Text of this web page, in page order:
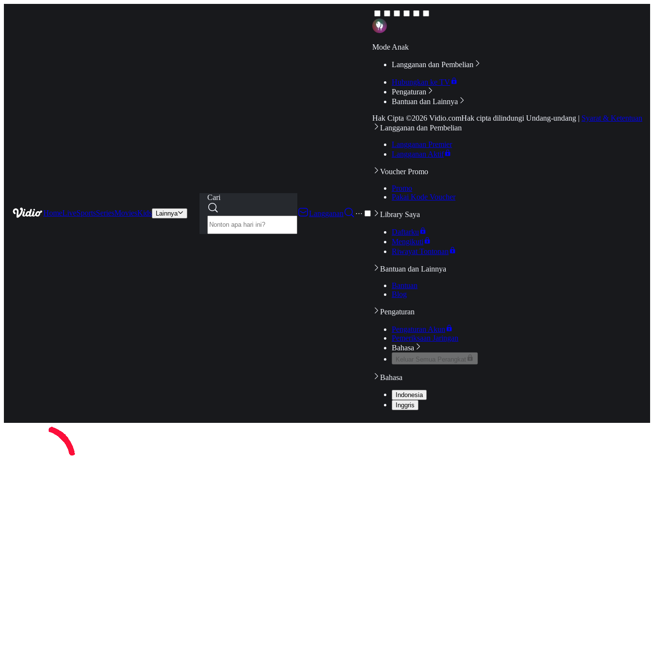
HomeLiveSportsSeriesMoviesKids Lainnya
Cari
Langganan
···
Mode Anak
Langganan dan Pembelian
Hubungkan ke TV
Pengaturan
Bantuan dan Lainnya
Hak Cipta ©2026 Vidio.comHak cipta dilindungi Undang-undang | Syarat & Ketentuan
Langganan dan Pembelian
Langganan Premier
Langganan Aktif
Voucher Promo
Promo
Pakai Kode Voucher
Library Saya
Daftarku
Mengikuti
Riwayat Tontonan
Bantuan dan Lainnya
Bantuan
Blog
Pengaturan
Pengaturan Akun
Pemeriksaan Jaringan
Bahasa
Keluar Semua Perangkat
Bahasa
Indonesia
Inggris